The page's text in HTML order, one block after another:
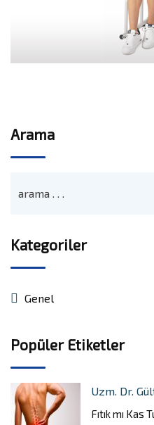
Arama
Kategoriler
Genel
Popüler Etiketler
Uzm. Dr.
Fıtık mı Kas